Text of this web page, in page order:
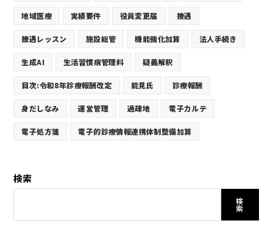
地域医療 実績要件 役員変更届 接遇
接遇レッスン 施設総管 機能強化加算 法人手続き
生成AI 生活習慣病管理料 疑義解釈
目次:令和8年診療報酬改定 能見氏 診療報酬
身だしなみ 運営管理 過疎地 電子カルテ
電子処方箋 電子的診療情報連携体制整備加算
検索
検
索